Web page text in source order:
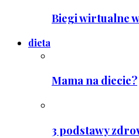
Biegi wirtualne
dieta
Mama na diecie?
3 podstawy